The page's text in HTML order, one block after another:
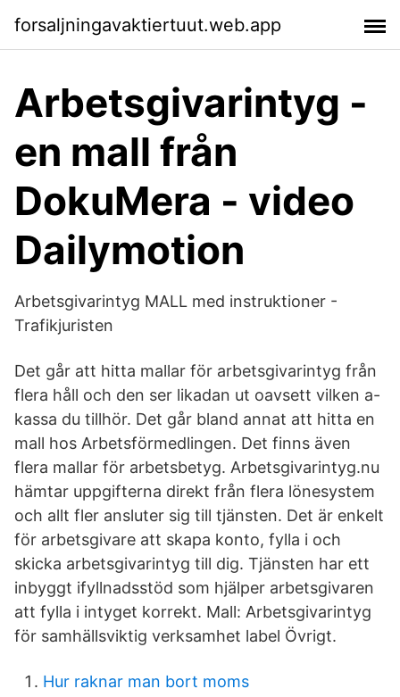
forsaljningavaktiertuut.web.app
Arbetsgivarintyg -
en mall från
DokuMera - video
Dailymotion
Arbetsgivarintyg MALL med instruktioner -
Trafikjuristen
Det går att hitta mallar för arbetsgivarintyg från
flera håll och den ser likadan ut oavsett vilken a-
kassa du tillhör. Det går bland annat att hitta en
mall hos Arbetsförmedlingen. Det finns även
flera mallar för arbetsbetyg. Arbetsgivarintyg.nu
hämtar uppgifterna direkt från flera lönesystem
och allt fler ansluter sig till tjänsten. Det är enkelt
för arbetsgivare att skapa konto, fylla i och
skicka arbetsgivarintyg till dig. Tjänsten har ett
inbyggt ifyllnadsstöd som hjälper arbetsgivaren
att fylla i intyget korrekt. Mall: Arbetsgivarintyg
för samhällsviktig verksamhet label Övrigt.
Hur raknar man bort moms